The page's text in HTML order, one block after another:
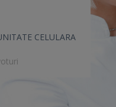
CELULARA